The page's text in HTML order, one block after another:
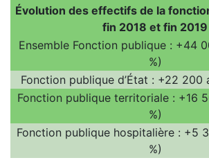
Évolution des effectifs de la
fin 2018 et fin 2019
Ensemble Fonction publique : +44
%)
Fonction publique d’État : +22 200
Fonction publique territoriale : +16
%)
Fonction publique hospitalière : +5
%)